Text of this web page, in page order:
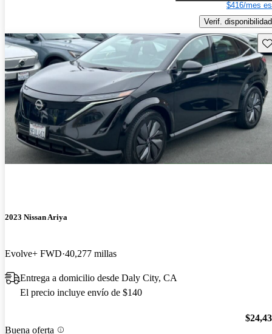
$416/mes
Verif. disponibilidad
2023 Nissan Ariya
Evolve+ FWD 40,277 millas
Entrega a domicilio desde Daly City, CA
El precio incluye envío de $140
Buena oferta